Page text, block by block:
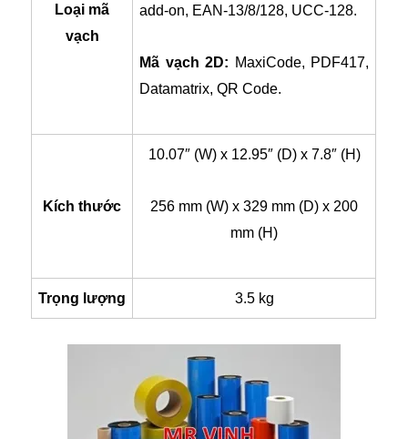
Loại mã
vạch
add-on, EAN-13/8/128, UCC-128.
Mã vạch 2D: MaxiCode, PDF417,
Datamatrix, QR Code.
Kích thước
10.07″ (W) x 12.95″ (D) x 7.8″ (H)
256 mm (W) x 329 mm (D) x 200
mm (H)
Trọng lượng 3.5 kg